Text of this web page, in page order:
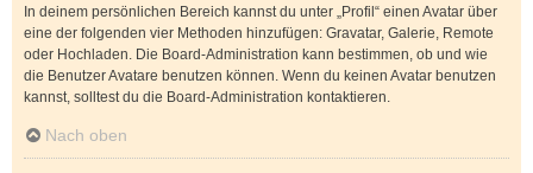
In deinem persönlichen Bereich kannst du unter „Profil“ einen Avatar über
eine der folgenden vier Methoden hinzufügen: Gravatar, Galerie, Remote
oder Hochladen. Die Board-Administration kann bestimmen, ob und wie
die Benutzer Avatare benutzen können. Wenn du keinen Avatar benutzen
kannst, solltest du die Board-Administration kontaktieren.
Nach oben